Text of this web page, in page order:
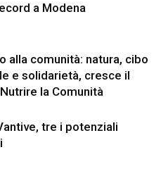
a Modena
alla comunità: natura, cibo
e solidarietà, cresce il
la Comunità
tre i potenziali